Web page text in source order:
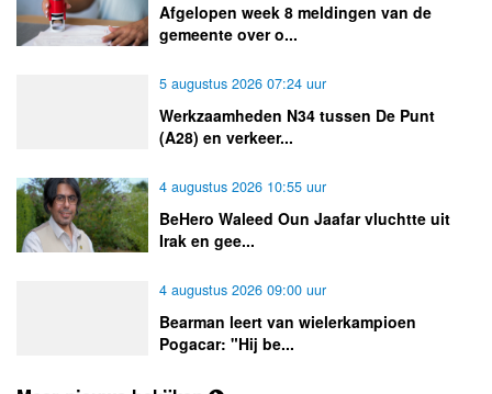
Afgelopen week 8 meldingen van de
gemeente over o...
5 augustus 2026 07:24 uur
Werkzaamheden N34 tussen De Punt
(A28) en verkeer...
4 augustus 2026 10:55 uur
BeHero Waleed Oun Jaafar vluchtte uit
Irak en gee...
4 augustus 2026 09:00 uur
Bearman leert van wielerkampioen
Pogacar: "Hij be...